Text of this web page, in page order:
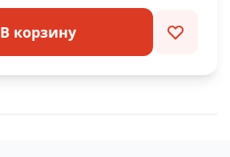
В корзину